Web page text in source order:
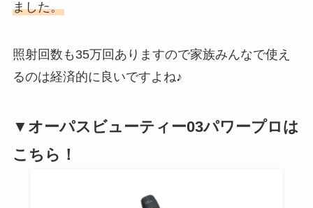
ました。
照射回数も35万回ありますので家族みんなで使え
るのは経済的に良いですよね♪
▼オーパスビューティー03パワープロは
こちら！